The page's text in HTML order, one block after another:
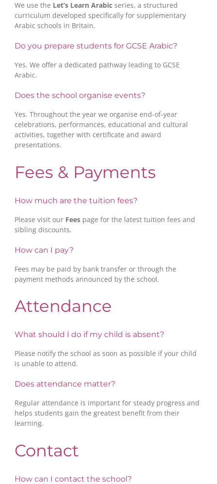
We use the Let’s Learn Arabic series, a structured
curriculum developed specifically for supplementary
Arabic schools in Britain.
Do you prepare students for GCSE Arabic?
Yes. We offer a dedicated pathway leading to GCSE
Arabic.
Does the school organise events?
Yes. Throughout the year we organise end-of-year
celebrations, performances, educational and cultural
activities, together with certificate and award
presentations.
Fees & Payments
How much are the tuition fees?
Please visit our Fees page for the latest tuition fees and
sibling discounts.
How can I pay?
Fees may be paid by bank transfer or through the
payment methods announced by the school.
Attendance
What should I do if my child is absent?
Please notify the school as soon as possible if your child
is unable to attend.
Does attendance matter?
Regular attendance is important for steady progress and
helps students gain the greatest benefit from their
learning.
Contact
How can I contact the school?